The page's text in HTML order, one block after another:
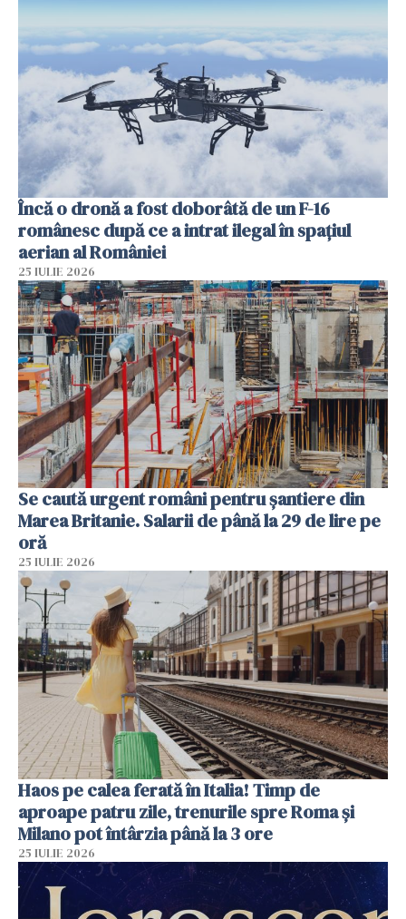
Încă o dronă a fost doborâtă de un F-16
românesc după ce a intrat ilegal în spațiul
aerian al României
25 IULIE 2026
Se caută urgent români pentru șantiere din
Marea Britanie. Salarii de până la 29 de lire pe
oră
25 IULIE 2026
Haos pe calea ferată în Italia! Timp de
aproape patru zile, trenurile spre Roma și
Milano pot întârzia până la 3 ore
25 IULIE 2026